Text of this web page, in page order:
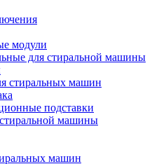
модули
для стиральной машины
стиральных машин
подставки
машины
машин